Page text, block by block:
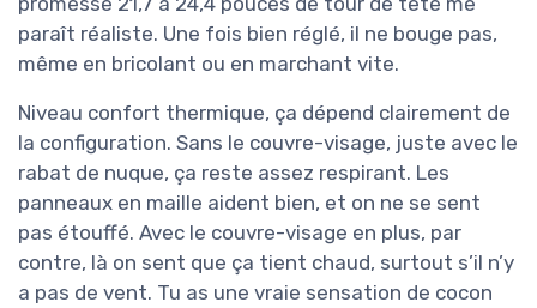
paraît réaliste. Une fois bien réglé, il ne bouge pas,
même en bricolant ou en marchant vite.
Niveau confort thermique, ça dépend clairement de
la configuration. Sans le couvre-visage, juste avec le
rabat de nuque, ça reste assez respirant. Les
panneaux en maille aident bien, et on ne se sent
pas étouffé. Avec le couvre-visage en plus, par
contre, là on sent que ça tient chaud, surtout s’il n’y
a pas de vent. Tu as une vraie sensation de cocon